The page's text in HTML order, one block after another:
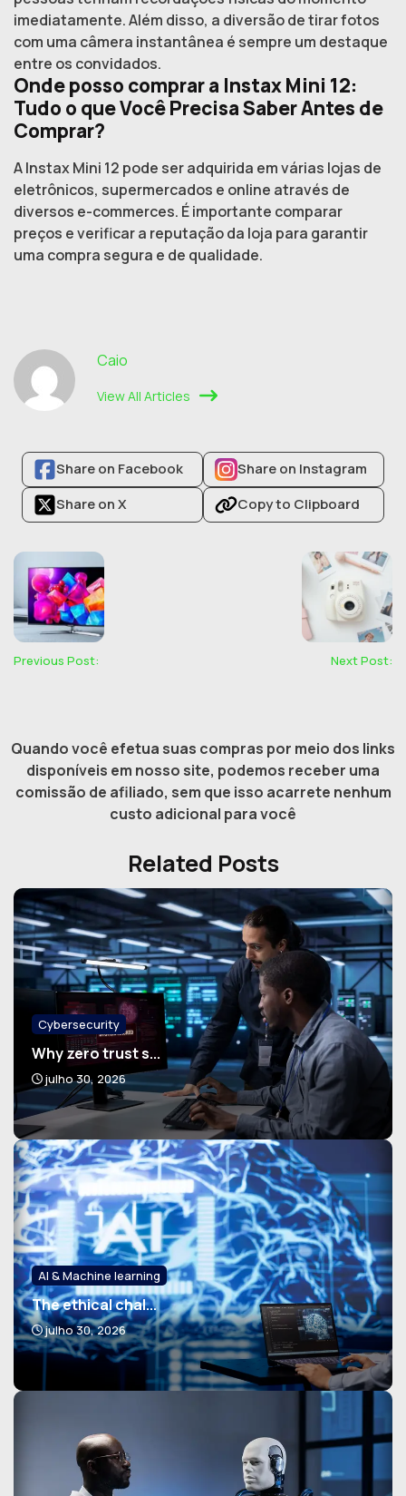
imediatamente. Além disso, a diversão de tirar fotos
com uma câmera instantânea é sempre um destaque
entre os convidados.
Onde posso comprar a Instax Mini 12:
Tudo o que Você Precisa Saber Antes de
Comprar?
A Instax Mini 12 pode ser adquirida em várias lojas de
eletrônicos, supermercados e online através de
diversos e-commerces. É importante comparar
preços e verificar a reputação da loja para garantir
uma compra segura e de qualidade.
Caio
View All Articles
Share on Facebook
Share on Instagram
Share on X
Copy to Clipboard
Previous Post: Next Post:
Quando você efetua suas compras por meio dos links
disponíveis em nosso site, podemos receber uma
comissão de afiliado, sem que isso acarrete nenhum
custo adicional para você
Related Posts
Cybersecurity
Why zero trust s...
julho 30, 2026
AI & Machine learning
The ethical chal...
julho 30, 2026